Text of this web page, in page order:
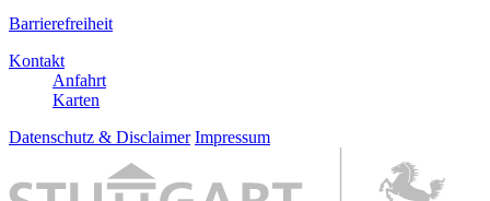
Barrierefreiheit
Kontakt
Anfahrt
Karten
Datenschutz & Disclaimer Impressum